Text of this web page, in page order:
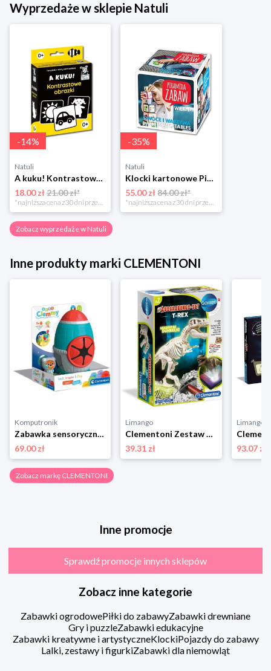
Wyprzedaże w sklepie Natuli
-14%
Natuli
A kuku! Kontrastowe obrazki. Karty kontrastowe + poradnik 0+ Edgard
18.00 zł21.00 zł*
*najniższa cena z 30 dni przed obniżką
-35%
Natuli
Klocki kartonowe Piramida Zabaw. Owoce i Warzywa Piramida zabaw
55.00 zł 84.00 zł*
*najniższa cena z 30 dni przed obniżką
Zobacz wyprzedaże w Natuli
Inne produkty marki CLEMENTONI
Komputronik
Zabawka sensoryczna Clementoni Clemmy Rakieta Sensoryczna 17806
69.00 zł
Limango
Clementoni Zestaw do wykopalisk Galileo "T-Rex" - 7+ rozmiar: onesize
39.31 zł
Limango
93.07 zł
Zobacz markę CLEMENTONI
Inne promocje
Sprawdź promocje innych sklepów
Zobacz inne kategorie
Zabawki ogrodowePiłki do zabawyZabawki drewniane
Gry i puzzleZabawki edukacyjne
Zabawki kreatywne i artystyczneKlockiPojazdy do zabawy
Lalki, zestawy i figurkiZabawki dla niemowląt